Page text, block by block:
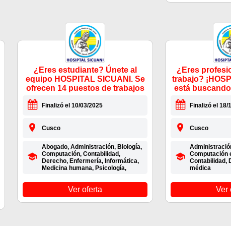
¿Eres estudiante? Únete al
equipo HOSPITAL SICUANI. Se
ofrecen 14 puestos de trabajos
Finalizó el 10/03/2025
Cusco
Abogado, Administración, Biología,
Computación, Contabilidad,
Derecho, Enfermería, Informática,
Medicina humana, Psicología,
Ver oferta
¿Eres
trabajo?
está
Finalizó el 18/
Cusco
Computación
Contabilidad,
médica
Ver